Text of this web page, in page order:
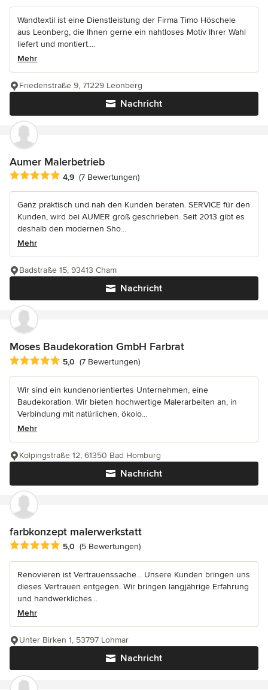
Wandtextil ist eine Dienstleistung der Firma Timo Höschele
aus Leonberg, die Ihnen gerne ein nahtloses Motiv Ihrer Wahl
liefert und montiert....
Mehr
Nachricht
Friedenstraße 9, 71229 Leonberg
Aumer Malerbetrieb
Durchschnittliche Bewertung: 4.9 von 5 Sternen
4,9 (7 Bewertungen)
Ganz praktisch und nah den Kunden beraten. SERVICE für den
Kunden, wird bei AUMER groß geschrieben. Seit 2013 gibt es
deshalb den modernen Sho...
Mehr
Nachricht
Badstraße 15, 93413 Cham
Moses Baudekoration GmbH Farbrat
Durchschnittliche Bewertung: 5 von 5 Sternen
5,0 (7 Bewertungen)
Wir sind ein kundenorientiertes Unternehmen, eine
Baudekoration. Wir bieten hochwertige Malerarbeiten an, in
Verbindung mit natürlichen, ökolo...
Mehr
Nachricht
Kolpingstraße 12, 61350 Bad Homburg
farbkonzept malerwerkstatt
Durchschnittliche Bewertung: 5 von 5 Sternen
5,0 (5 Bewertungen)
Renovieren ist Vertrauenssache... Unsere Kunden bringen uns
dieses Vertrauen entgegen. Wir bringen langjährige Erfahrung
und handwerkliches...
Mehr
Nachricht
Unter Birken 1, 53797 Lohmar